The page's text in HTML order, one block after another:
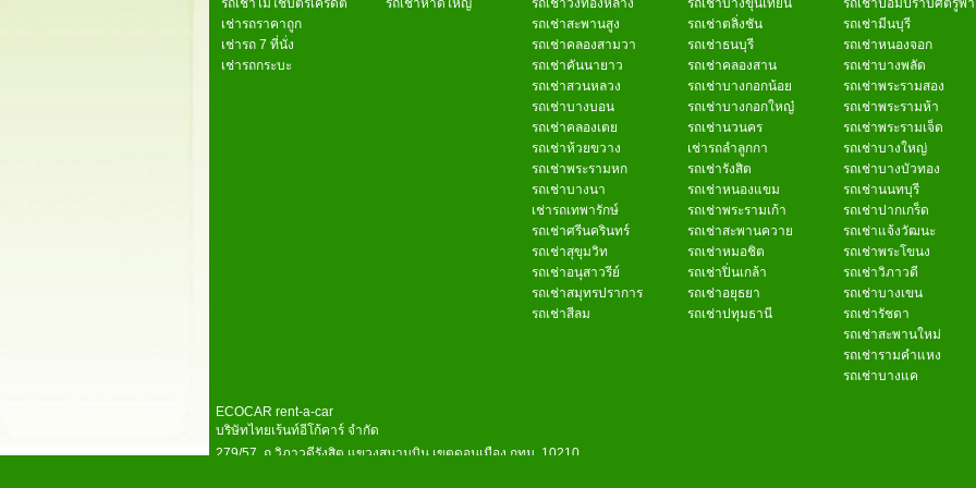
รถเช่าไม่ใช้บัตรเครดิต
เช่ารถราคาถูก
เช่ารถ 7 ที่นั่ง
เช่ารถกระบะ
รถเช่าหาดใหญ่
รถเช่าวังทองหลาง
รถเช่าสะพานสูง
รถเช่าคลองสามวา
รถเช่าคันนายาว
รถเช่าสวนหลวง
รถเช่าบางบอน
รถเช่าคลองเตย
รถเช่าห้วยขวาง
รถเช่าพระรามหก
รถเช่าบางนา
เช่ารถเทพารักษ์
รถเช่าศรีนครินทร์
รถเช่าสุขุมวิท
รถเช่าอนุสาวรีย์
รถเช่าสมุทรปราการ
รถเช่าสีลม
รถเช่าบางขุนเทียน
รถเช่าตลิ่งชัน
รถเช่าธนบุรี
รถเช่าคลองสาน
รถเช่าบางกอกน้อย
รถเช่าบางกอกใหญ๋
รถเช่านวนคร
เช่ารถลำลูกกา
รถเช่ารังสิต
รถเช่าหนองแขม
รถเช่าพระรามเก้า
รถเช่าสะพานควาย
รถเช่าหมอชิต
รถเช่าปิ่นเกล้า
รถเช่าอยุธยา
รถเช่าปทุมธานี
รถเช่าป้อมปราบศัตรูพ่
รถเช่ามีนบุรี
รถเช่าหนองจอก
รถเช่าบางพลัด
รถเช่าพระรามสอง
รถเช่าพระรามห้า
รถเช่าพระรามเจ็ด
รถเช่าบางใหญ่
รถเช่าบางบัวทอง
รถเช่านนทบุรี
รถเช่าปากเกร็ด
รถเช่าแจ้งวัฒนะ
รถเช่าพระโขนง
รถเช่าวิภาวดี
รถเช่าบางเขน
รถเช่ารัชดา
รถเช่าสะพานใหม่
รถเช่ารามคำแหง
รถเช่าบางแค
ECOCAR rent-a-car
บริษัทไทยเร้นท์อีโก้คาร์ จำกัด
279/57 ถ.วิภาวดีรังสิต แขวงสนามบิน เขตดอนเมือง กทม. 10210